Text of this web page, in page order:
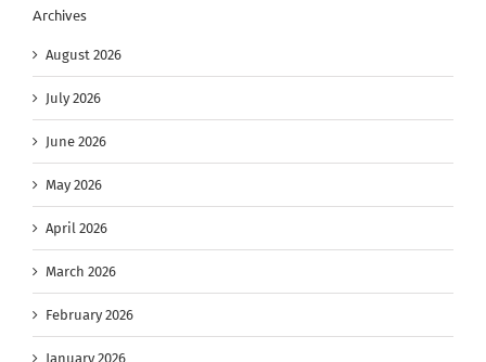
Archives
August 2026
July 2026
June 2026
May 2026
April 2026
March 2026
February 2026
January 2026